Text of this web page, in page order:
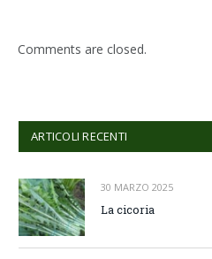
Comments are closed.
ARTICOLI RECENTI
30 MARZO 2025
La cicoria